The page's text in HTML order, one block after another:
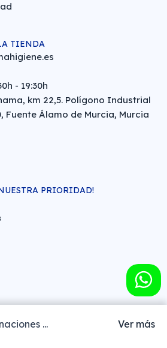
... Ver más
TIENDA
- 19:30h
km 22,5. Polígono Industrial
Fuente Álamo de Murcia, Murcia
PRIORIDAD!
© FARMA HIGIENE S.L. (CIF: B-